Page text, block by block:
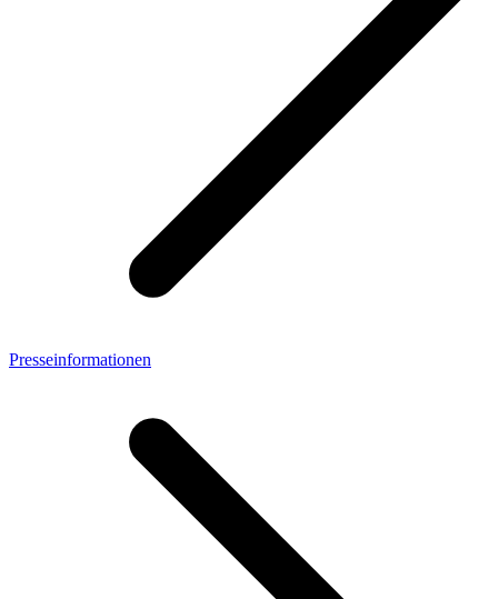
Presseinformationen